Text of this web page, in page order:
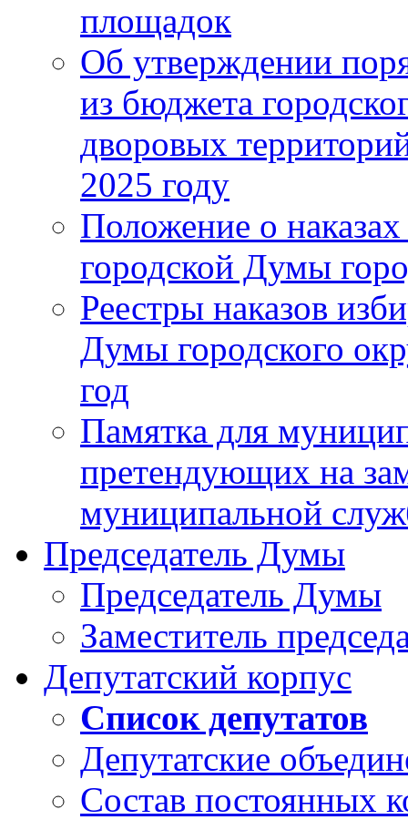
площадок
Об утверждении
из бюджета
дворовых
2025 году
Положение о
городской Думы
Реестры наказов
Думы городского
год
Памятка для
претендующих на
муниципальной
Председатель Думы
Председатель Думы
Заместитель
Депутатский корпус
Список депутатов
Депутатские
Состав постоянных